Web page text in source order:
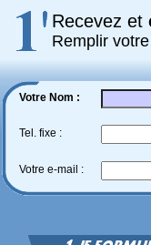
Recevez et
Remplir
Votre Nom :
Tel. fixe :
Votre e-mail :